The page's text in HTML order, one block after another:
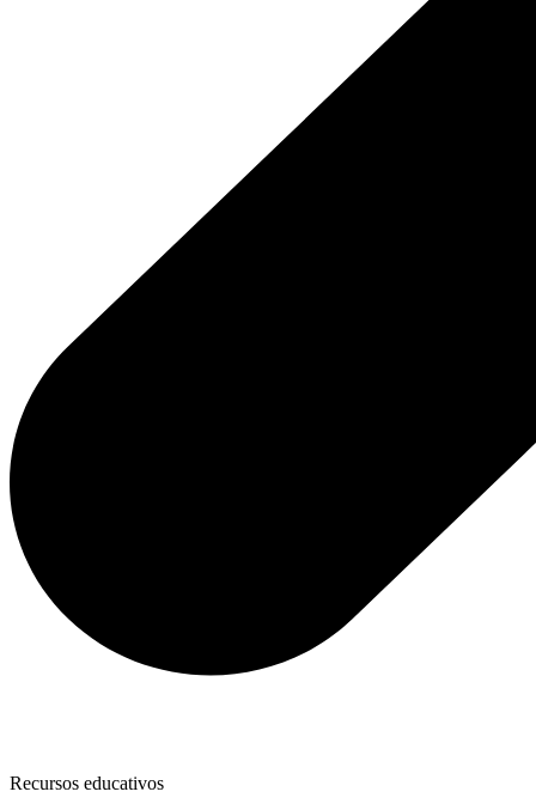
Recursos educativos